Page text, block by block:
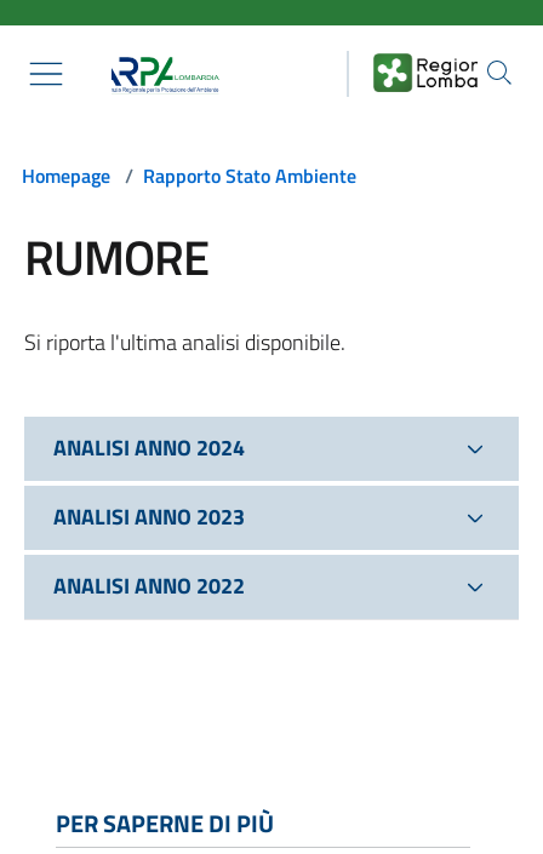
Homepage / Rapporto Stato Ambiente
RUMORE
Si riporta l'ultima analisi disponibile.
ANALISI ANNO 2024
ANALISI ANNO 2023
ANALISI ANNO 2022
PER SAPERNE DI PIÙ